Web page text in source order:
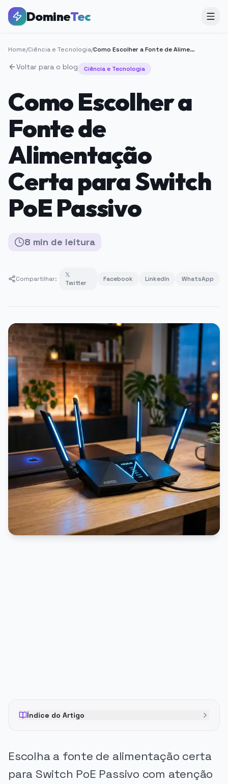
DomineTec
Home/Ciência e Tecnologia/ Como Escolher a Fonte de Alimentação Certa para Switch PoE Passivo
Voltar para o blog Ciência e Tecnologia
Como Escolher a
Fonte de
Alimentação
Certa para Switch
PoE Passivo
8 min de leitura
Compartilhar:
𝕏
Twitter
Facebook LinkedIn WhatsApp
Índice do Artigo
Escolha a fonte de alimentação certa
para Switch PoE Passivo com atenção